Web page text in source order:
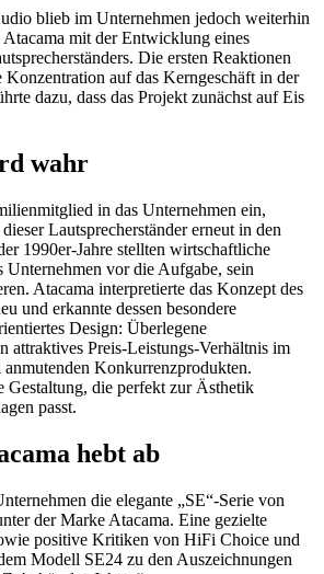
blieb im Unternehmen jedoch weiterhin
mit der Entwicklung eines
Die ersten Reaktionen
auf das Kerngeschäft in der
dazu, dass das Projekt zunächst auf Eis
wahr
in das Unternehmen ein,
Lautsprecherständer erneut in den
1990er-Jahre stellten wirtschaftliche
Unternehmen vor die Aufgabe, sein
Atacama interpretierte das Konzept des
und erkannte dessen besondere
Design: Überlegene
attraktives Preis-Leistungs-Verhältnis im
Konkurrenzprodukten.
Gestaltung, die perfekt zur Ästhetik
passt.
hebt ab
die elegante „SE“-Serie von
der Marke Atacama. Eine gezielte
positive Kritiken von HiFi Choice und
Modell SE24 zu den Auszeichnungen